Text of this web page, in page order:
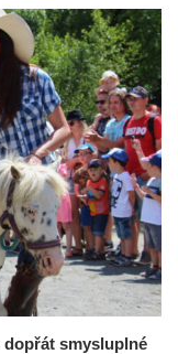
dopřát smysluplné